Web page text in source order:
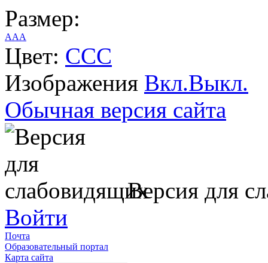
Размер:
AAA
Цвет: CCC
Изображения Вкл.Выкл.
Обычная версия сайта
Версия для
Войти
Почта
Образовательный портал
Карта сайта